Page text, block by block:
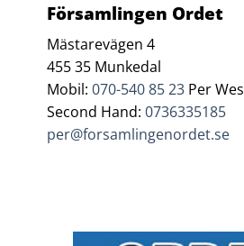
Församlingen Ordet
Mästarevägen 4
455 35 Munkedal
Mobil:070-540 85 23 Per
Second Hand:0736335185
per@forsamlingenordet.se